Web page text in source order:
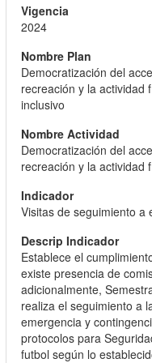
2024
Democratización del
recreación y la actividad
inclusivo
Democratización del
recreación y la actividad
Visitas de seguimiento a
Establece el
existe presencia de
adicionalmente,
realiza el seguimiento a
emergencia y
protocolos para
futbol según lo